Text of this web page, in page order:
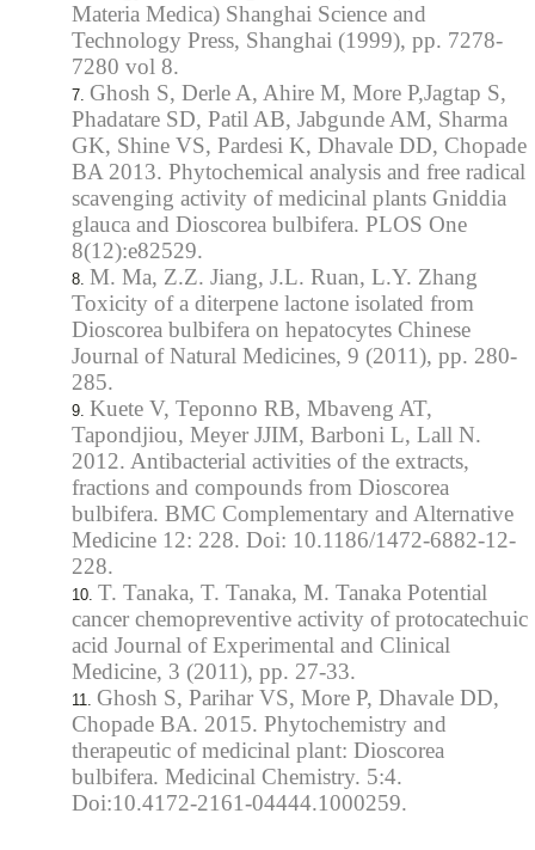
Materia Medica) Shanghai Science and
Technology Press, Shanghai (1999), pp. 7278-
7280 vol 8.
Ghosh S, Derle A, Ahire M, More P,Jagtap S,
Phadatare SD, Patil AB, Jabgunde AM, Sharma
GK, Shine VS, Pardesi K, Dhavale DD, Chopade
BA 2013. Phytochemical analysis and free radical
scavenging activity of medicinal plants Gniddia
glauca and Dioscorea bulbifera. PLOS One
8(12):e82529.
M. Ma, Z.Z. Jiang, J.L. Ruan, L.Y. Zhang
Toxicity of a diterpene lactone isolated from
Dioscorea bulbifera on hepatocytes Chinese
Journal of Natural Medicines, 9 (2011), pp. 280-
285.
Kuete V, Teponno RB, Mbaveng AT,
Tapondjiou, Meyer JJIM, Barboni L, Lall N.
2012. Antibacterial activities of the extracts,
fractions and compounds from Dioscorea
bulbifera. BMC Complementary and Alternative
Medicine 12: 228. Doi: 10.1186/1472-6882-12-
228.
T. Tanaka, T. Tanaka, M. Tanaka Potential
cancer chemopreventive activity of protocatechuic
acid Journal of Experimental and Clinical
Medicine, 3 (2011), pp. 27-33.
Ghosh S, Parihar VS, More P, Dhavale DD,
Chopade BA. 2015. Phytochemistry and
therapeutic of medicinal plant: Dioscorea
bulbifera. Medicinal Chemistry. 5:4.
Doi:10.4172-2161-04444.1000259.